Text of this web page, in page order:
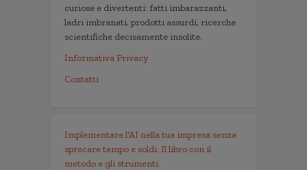
curiose e divertenti: fatti imbarazzanti,
ladri imbranati, prodotti assurdi, ricerche
scientifiche decisamente insolite.
Informativa Privacy
Contatti
Implementare l'AI nella tua impresa senza
sprecare tempo e soldi. Il libro con il
metodo e gli strumenti.